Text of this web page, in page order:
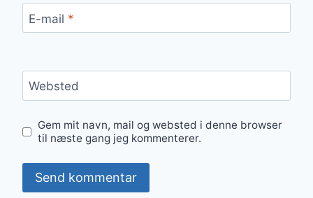
E-mail *
Websted
Gem mit navn, mail og websted i denne browser
til næste gang jeg kommenterer.